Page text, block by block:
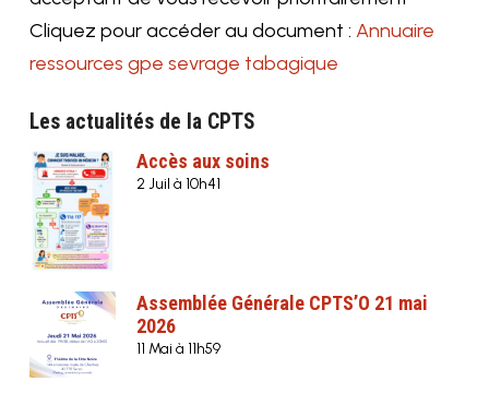
Cliquez pour accéder au document : Annuaire
ressources gpe sevrage tabagique
Les actualités de la CPTS
Accès aux soins
2 Juil à 10h41
Assemblée Générale CPTS’O 21 mai
2026
11 Mai à 11h59